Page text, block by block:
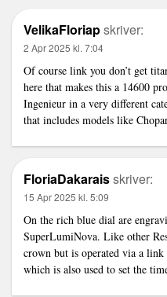
VelikaFloriapskriver:
2 Apr 2025 kl. 7:04
Of course link you don’t get
here that makes this a 14600
Ingenieur in a very different
that includes models like
FloriaDakaraisskriver:
15 Apr 2025 kl. 5:09
On the rich blue dial are
SuperLumiNova. Like other
crown but is operated via a link
which is also used to set the